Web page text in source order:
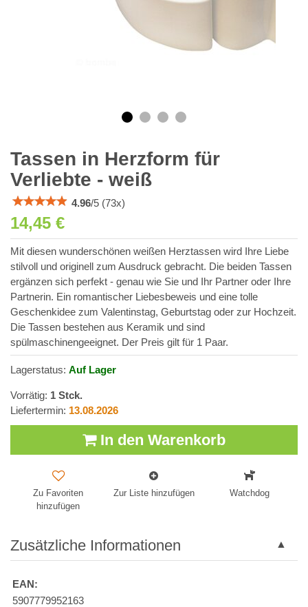
Tassen in Herzform für
Verliebte - weiß
4.96/5 (73x)
14,45 €
Mit diesen wunderschönen weißen Herztassen wird Ihre Liebe
stilvoll und originell zum Ausdruck gebracht. Die beiden Tassen
ergänzen sich perfekt - genau wie Sie und Ihr Partner oder Ihre
Partnerin. Ein romantischer Liebesbeweis und eine tolle
Geschenkidee zum Valentinstag, Geburtstag oder zur Hochzeit.
Die Tassen bestehen aus Keramik und sind
spülmaschinengeeignet. Der Preis gilt für 1 Paar.
Lagerstatus: Auf Lager
Vorrätig: 1 Stck.
Liefertermin: 13.08.2026
In den Warenkorb
Zu Favoriten
hinzufügen
Zur Liste hinzufügen Watchdog
Zusätzliche Informationen
EAN:
5907779952163